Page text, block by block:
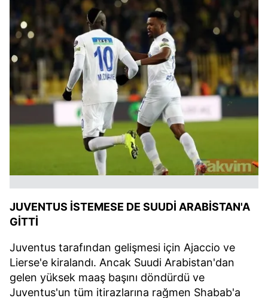
JUVENTUS İSTEMESE DE SUUDİ ARABİSTAN'A
GİTTİ
Juventus tarafından gelişmesi için Ajaccio ve
Lierse'e kiralandı. Ancak Suudi Arabistan'dan
gelen yüksek maaş başını döndürdü ve
Juventus'un tüm itirazlarına rağmen Shabab'a